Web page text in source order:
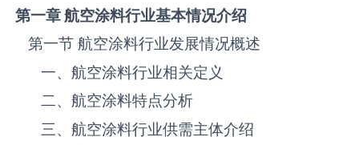
第一章 航空涂料行业基本情况介绍
第一节 航空涂料‌‌‌行业发展情况概述
一、航空涂料‌‌‌行业相关定义
二、航空涂料‌‌‌特点分析
三、航空涂料‌‌‌行业供需主体介绍